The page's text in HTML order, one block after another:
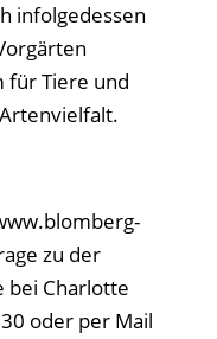
infolgedessen
für Tiere und
zu der
bei Charlotte
oder per Mail